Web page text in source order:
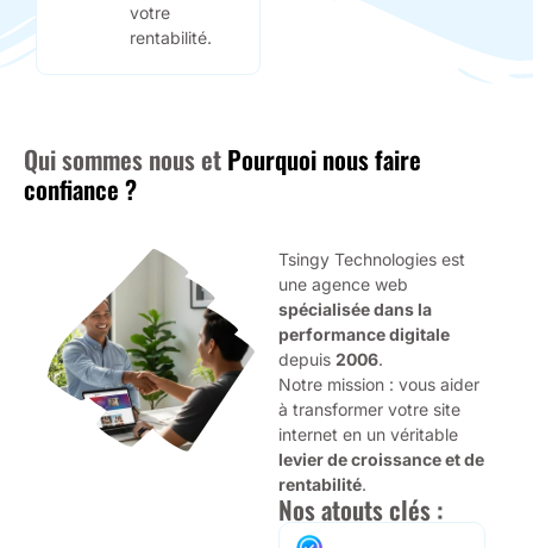
votre
rentabilité.
Qui sommes nous etPourquoi nous faire
confiance ?
Tsingy Technologies est
une agence web
spécialisée dans la
performance digitale
depuis 2006.
Notre mission : vous aider
à transformer votre site
internet en un véritable
levier de croissance et de
rentabilité.
Nos atouts clés :